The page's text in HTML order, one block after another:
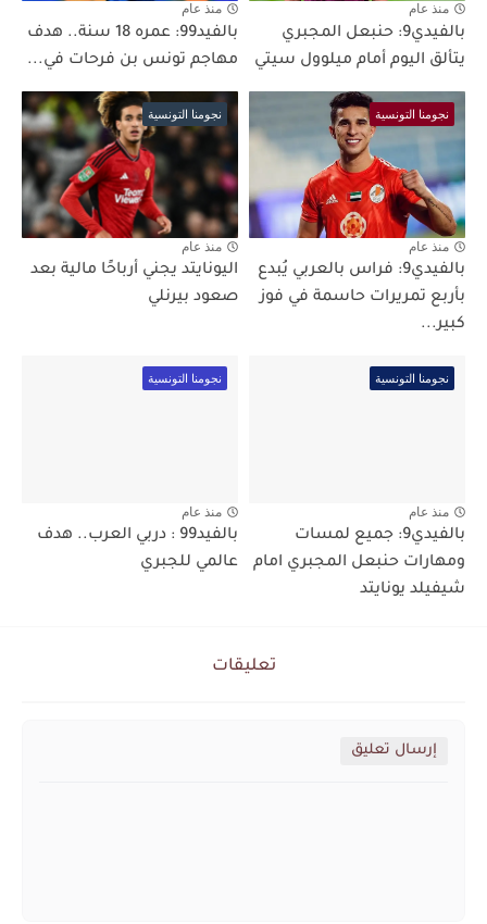
منذ عام
بالفيدي9: حنبعل المجبري
يتألق اليوم أمام ميلوول سيتي
منذ عام
بالفيد99: عمره 18 سنة.. هدف
مهاجم تونس بن فرحات في...
نجومنا التونسية
منذ عام
بالفيدي9: فراس بالعربي يُبدع
بأربع تمريرات حاسمة في فوز
كبير...
نجومنا التونسية
منذ عام
اليونايتد يجني أرباحًا مالية بعد
صعود بيرنلي
نجومنا التونسية
منذ عام
بالفيدي9: جميع لمسات
ومهارات حنبعل المجبري امام
شيفيلد يونايتد
نجومنا التونسية
منذ عام
بالفيد99 : دربي العرب.. هدف
عالمي للجبري
تعليقات
إرسال تعليق